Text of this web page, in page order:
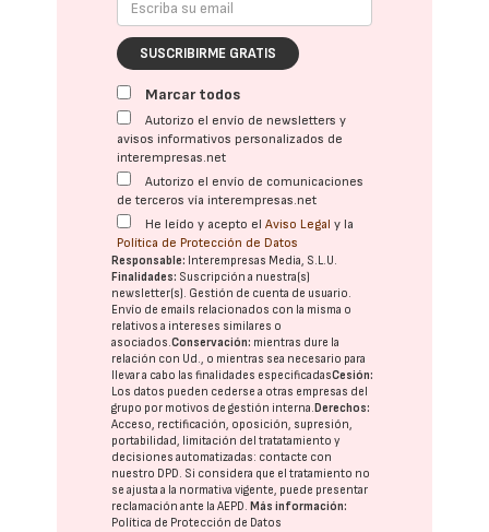
SUSCRIBIRME GRATIS
Marcar todos
Autorizo el envío de newsletters y
avisos informativos personalizados de
interempresas.net
Autorizo el envío de comunicaciones
de terceros vía interempresas.net
He leído y acepto elAviso Legal y la
Política de Protección de Datos
Responsable: Interempresas Media, S.L.U.
Finalidades: Suscripción a nuestra(s)
newsletter(s). Gestión de cuenta de usuario.
Envío de emails relacionados con la misma o
relativos a intereses similares o
asociados.Conservación: mientras dure la
relación con Ud., o mientras sea necesario para
llevar a cabo las finalidades especificadasCesión:
Los datos pueden cederse a otras empresas del
grupo por motivos de gestión interna. Derechos:
Acceso, rectificación, oposición, supresión,
portabilidad, limitación del tratatamiento y
decisiones automatizadas: contacte con
nuestro DPD. Si considera que el tratamiento no
se ajusta a la normativa vigente, puede presentar
reclamación ante laAEPD. Más información:
Política de Protección de Datos